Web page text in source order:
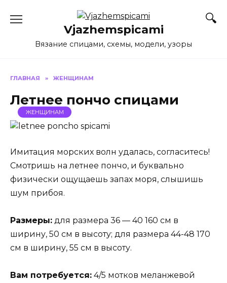
Vjazhemspicami
Вязание спицами, схемы, модели, узоры
ГЛАВНАЯ » ЖЕНЩИНАМ
Летнее пончо спицами
ЖЕНЩИНАМ
Имитация морских волн удалась, согласитесь!
Смотришь на летнее пончо, и буквально
физически ощущаешь запах моря, слышишь
шум прибоя.
Размеры: для размера 36 — 40 160 см в
ширину, 50 см в высоту; для размера 44-48 170
см в ширину, 55 см в высоту.
Вам потребуется: 4/5 мотков меланжевой